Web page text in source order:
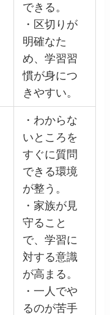
できる。
・区切りが
明確なた
め、学習習
慣が身につ
きやすい。
・わからな
いところを
すぐに質問
できる環境
が整う。
・家族が見
守ること
で、学習に
対する意識
が高まる。
・一人でや
るのが苦手